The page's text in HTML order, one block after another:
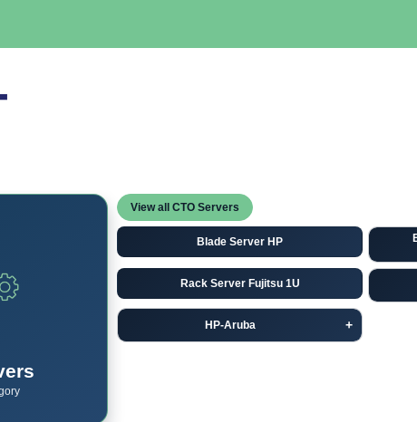
View all CTO Servers
Blade Server HP
Rack Server Fujitsu 1U
HP-Aruba